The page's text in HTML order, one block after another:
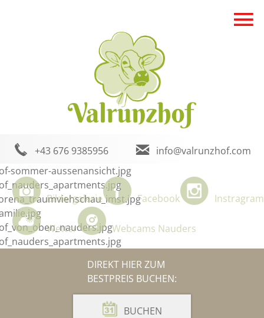
+43 676 9385956 info@valrunzhof.com
Bildergalerie Facebook Instragram
Wetter Webcams Nauders
DIREKT HIER ZUM
BESTPREIS BUCHEN:
BUCHEN